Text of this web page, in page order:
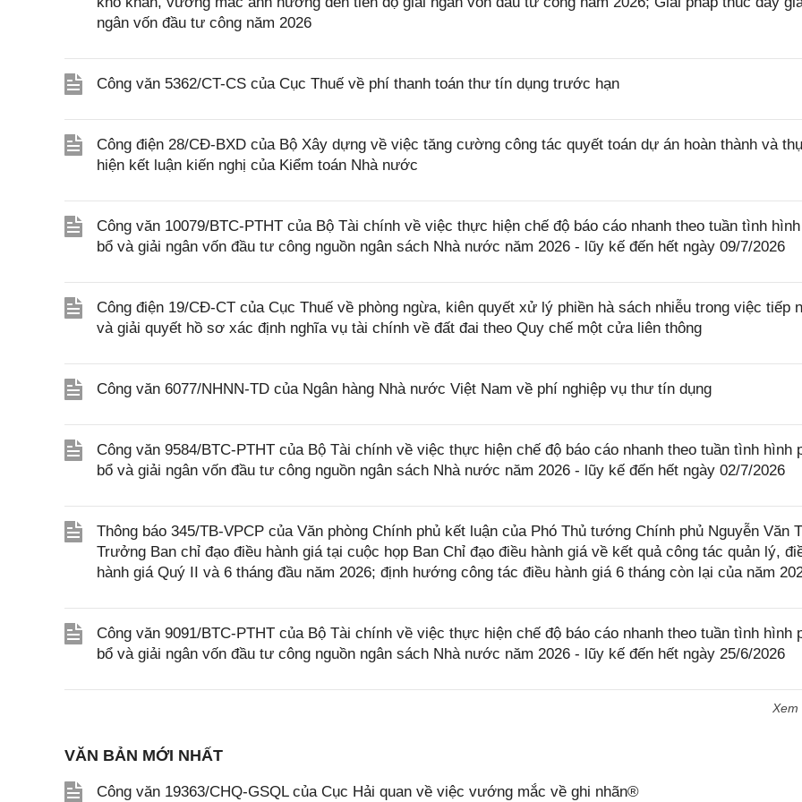
ngân vốn đầu tư công năm 2026
Công văn 5362/CT-CS của Cục Thuế về phí thanh toán thư tín dụng trước hạn
Công điện 28/CĐ-BXD của Bộ Xây dựng về việc tăng cường công tác quyết toán dự án hoàn thành và
hiện kết luận kiến nghị của Kiểm toán Nhà nước
Công văn 10079/BTC-PTHT của Bộ Tài chính về việc thực hiện chế độ báo cáo nhanh theo tuần tình
bổ và giải ngân vốn đầu tư công nguồn ngân sách Nhà nước năm 2026 - lũy kế đến hết ngày 09/7/2026
Công điện 19/CĐ-CT của Cục Thuế về phòng ngừa, kiên quyết xử lý phiền hà sách nhiễu trong việc tiếp
và giải quyết hồ sơ xác định nghĩa vụ tài chính về đất đai theo Quy chế một cửa liên thông
Công văn 6077/NHNN-TD của Ngân hàng Nhà nước Việt Nam về phí nghiệp vụ thư tín dụng
Công văn 9584/BTC-PTHT của Bộ Tài chính về việc thực hiện chế độ báo cáo nhanh theo tuần tình hình
bổ và giải ngân vốn đầu tư công nguồn ngân sách Nhà nước năm 2026 - lũy kế đến hết ngày 02/7/2026
Thông báo 345/TB-VPCP của Văn phòng Chính phủ kết luận của Phó Thủ tướng Chính phủ Nguyễn Văn
Trưởng Ban chỉ đạo điều hành giá tại cuộc họp Ban Chỉ đạo điều hành giá về kết quả công tác quản lý,
hành giá Quý II và 6 tháng đầu năm 2026; định hướng công tác điều hành giá 6 tháng còn lại của năm
Công văn 9091/BTC-PTHT của Bộ Tài chính về việc thực hiện chế độ báo cáo nhanh theo tuần tình hình
bổ và giải ngân vốn đầu tư công nguồn ngân sách Nhà nước năm 2026 - lũy kế đến hết ngày 25/6/2026
Xem
VĂN BẢN MỚI NHẤT
Công văn 19363/CHQ-GSQL của Cục Hải quan về việc vướng mắc về ghi nhãn®